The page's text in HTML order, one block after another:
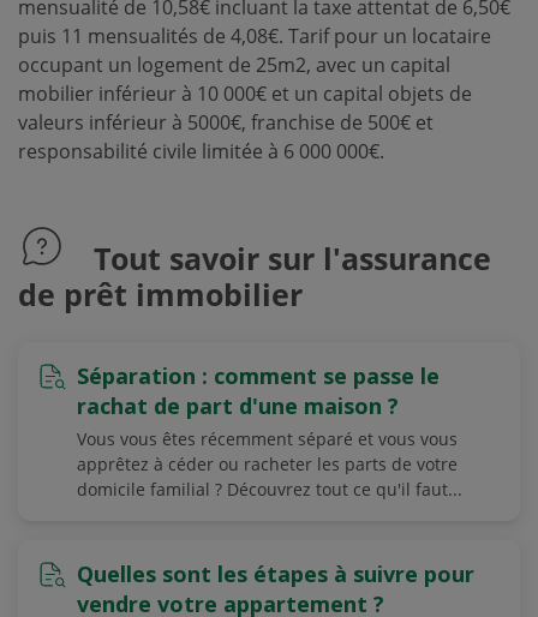
mensualité de 10,58€ incluant la taxe attentat de 6,50€
puis 11 mensualités de 4,08€. Tarif pour un locataire
occupant un logement de 25m2, avec un capital
mobilier inférieur à 10 000€ et un capital objets de
valeurs inférieur à 5000€, franchise de 500€ et
responsabilité civile limitée à 6 000 000€.
Tout savoir sur l'assurance
de prêt immobilier
Séparation : comment se passe le
rachat de part d'une maison ?
Vous vous êtes récemment séparé et vous vous
apprêtez à céder ou racheter les parts de votre
domicile familial ? Découvrez tout ce qu'il faut...
Quelles sont les étapes à suivre pour
vendre votre appartement ?